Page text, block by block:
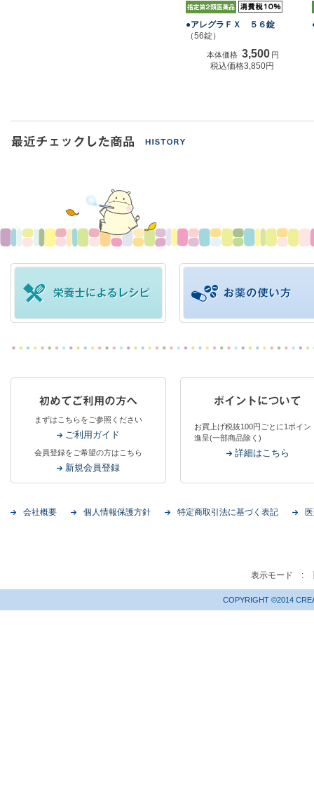
●アレグラＦＸ ５６錠
（56錠）
本体価格 3,500 円
税込価格3,850円
まずはこちらをご参照ください
ご利用ガイド
会員登録をご希望の方はこちら
新規会員登録
お買上げ税抜100円ごとに1ポイン
進呈(一部商品除く)
詳細はこちら
会社概要 個人情報保護方針 特定商取引法に基づく表記
表示モード :
COPYRIGHT ©2014